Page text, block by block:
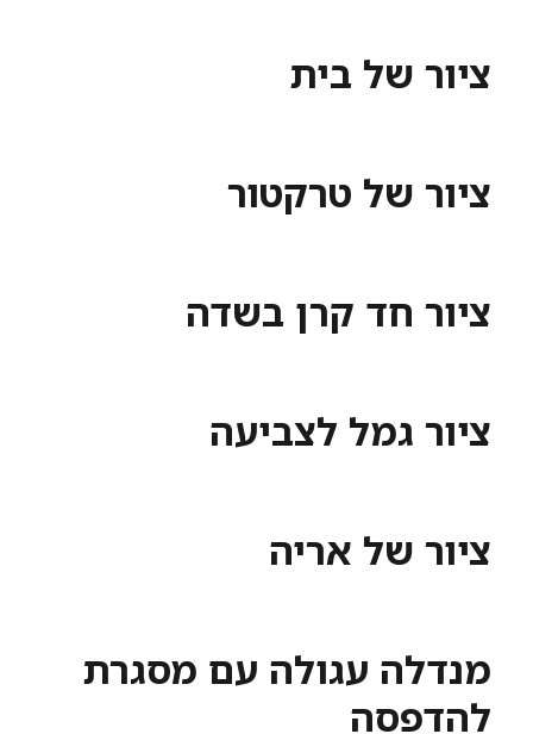
ציור של בית
ציור של טרקטור
ציור חד קרן בשדה
ציור גמל לצביעה
ציור של אריה
מנדלה עגולה עם מסגרת
להדפסה